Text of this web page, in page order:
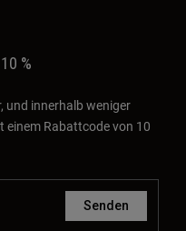
%
und innerhalb weniger
einem Rabattcode von 10
Senden